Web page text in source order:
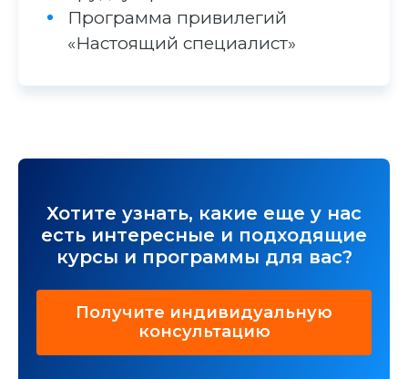
Программа привилегий
«Настоящий специалист»
Хотите узнать, какие еще у нас
есть интересные и подходящие
курсы и программы для вас?
Получите индивидуальную
консультацию